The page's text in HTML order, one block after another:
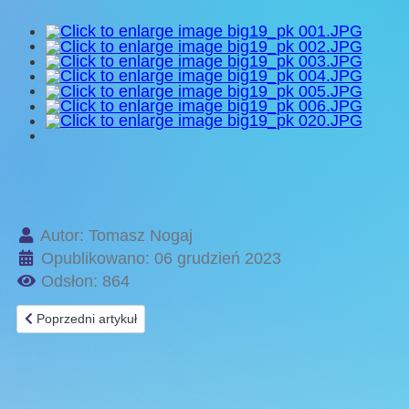
Autor: Tomasz Nogaj
Opublikowano: 06 grudzień 2023
Odsłon: 864
Poprzedni artykuł: Lekcja muzealna
Poprzedni artykuł